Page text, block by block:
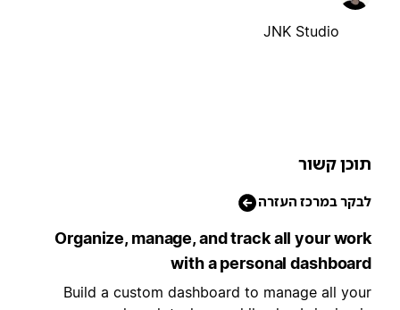
JNK Studio
קשור
במרכז העזרה
Organize, manage, and track all your
with a personal
Build a custom dashboard to manage all